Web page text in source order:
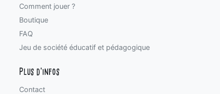
Comment jouer ?
Boutique
FAQ
Jeu de société éducatif et pédagogique
Plus d'infos
Contact